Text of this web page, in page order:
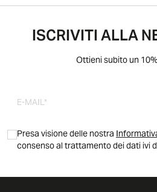
ISCRIVITI ALLA
Ottieni subito un
Presa visione delle nostra
consenso al trattamento dei dati ivi